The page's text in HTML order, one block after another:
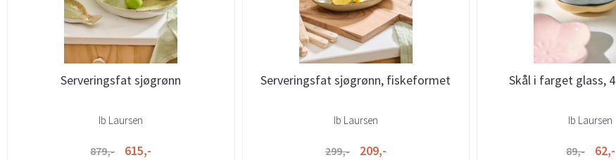
Serveringsfat sjøgrønn
Ib Laursen
879,- 615,-
Serveringsfat sjøgrønn, fiskeformet
Ib Laursen
299,- 209,-
Skål i farget glass,
Ib Laursen
89,- 62,-